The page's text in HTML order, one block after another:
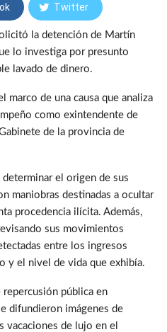
Twitter
Telegram
la detención de Martín
lo investiga por presunto
lavado de dinero.
marco de una causa que analiza
como exintendente de
de la provincia de
el origen de sus
maniobras destinadas a ocultar
procedencia ilícita. Además,
sus movimientos
entre los ingresos
y el nivel de vida que exhibía.
pública en
difundieron imágenes de
vacaciones de lujo en el